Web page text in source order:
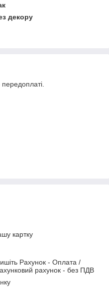
декору
картку
Рахунок - Оплата /
рахунок - без ПДВ